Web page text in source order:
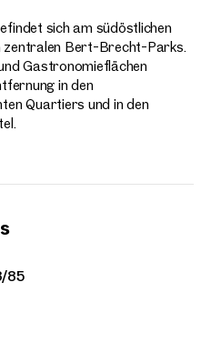
sich am südöstlichen
zentralen Bert-Brecht-Parks.
Gastronomieflächen
in den
Quartiers und in den
85